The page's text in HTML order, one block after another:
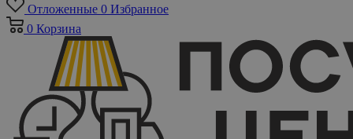
Отложенные 0 Избранное
0 Корзина